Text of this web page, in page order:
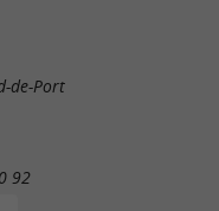
de-Port
92